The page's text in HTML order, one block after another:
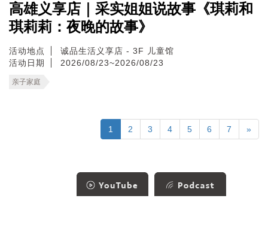
高雄义享店｜采实姐姐说故事《琪莉和
琪莉莉：夜晚的故事》
活动地点
诚品生活义享店 - 3F 儿童馆
活动日期
2026/08/23~2026/08/23
亲子家庭
1 2 3 4 5 6 7 »